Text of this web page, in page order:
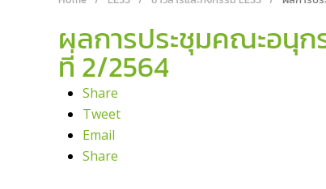
ผลการประชุมคณะอนุก
ที่ 2/2564
Share
Tweet
Email
Share